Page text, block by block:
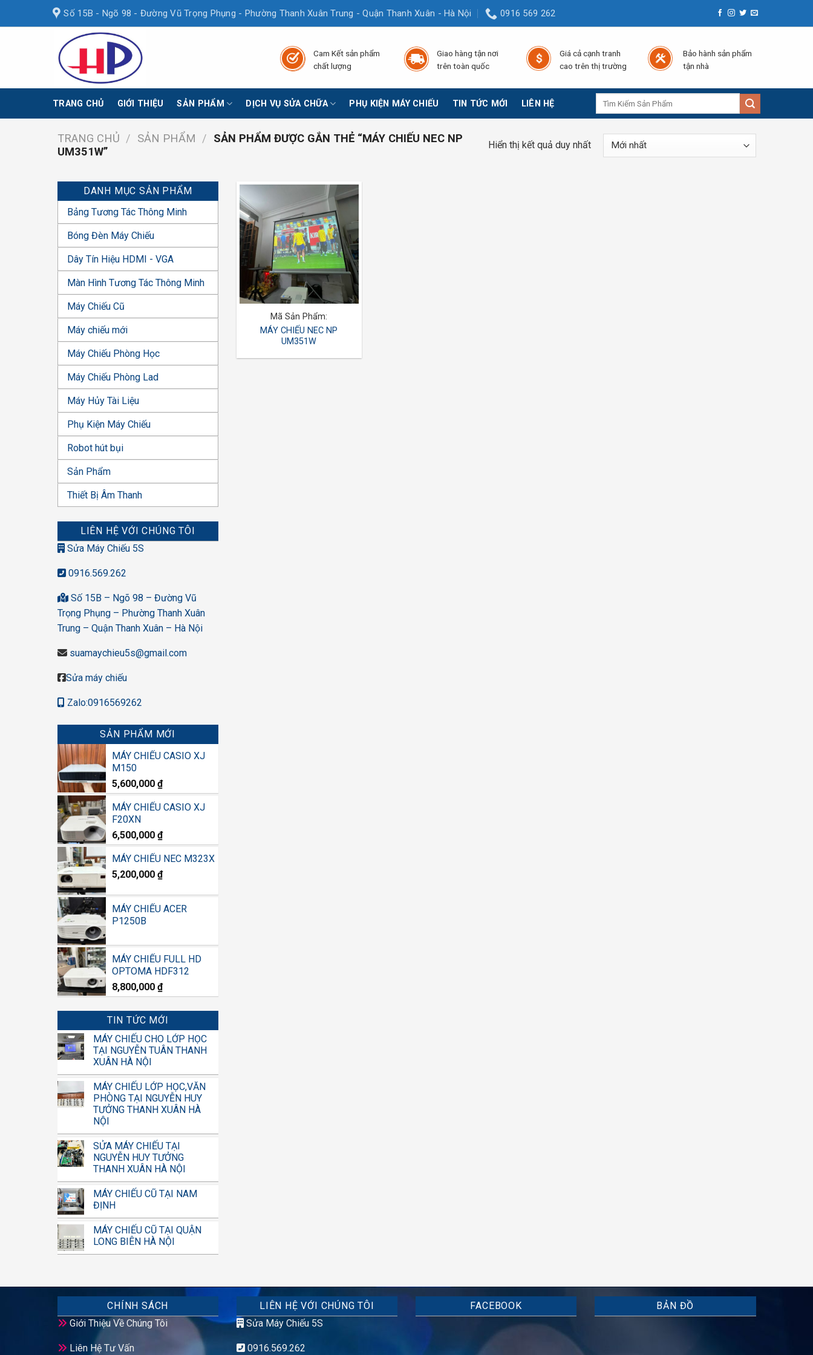
Số 15B - Ngõ 98 - Đường Vũ Trọng Phụng - Phường Thanh Xuân Trung - Quận Thanh Xuân - Hà Nội 0916 569 262
Cam Kết sản phẩm
chất lượng
Giao hàng tận nơi
trên toàn quốc
Giá cả cạnh tranh
cao trên thị trường
Bảo hành sản phẩm
tận nhà
TRANG CHỦ GIỚI THIỆU SẢN PHẨM DỊCH VỤ SỬA CHỮA PHỤ KIỆN MÁY CHIẾU TIN TỨC MỚI LIÊN HỆ
TRANG CHỦ / SẢN PHẨM /
SẢN PHẨM ĐƯỢC GẮN THẺ “MÁY CHIẾU NEC NP
UM351W”
Hiển thị kết quả duy nhất
DANH MỤC SẢN PHẨM
Bảng Tương Tác Thông Minh
Bóng Đèn Máy Chiếu
Dây Tín Hiệu HDMI - VGA
Màn Hình Tương Tác Thông Minh
Máy Chiếu Cũ
Máy chiếu mới
Máy Chiếu Phòng Học
Máy Chiếu Phòng Lad
Máy Hủy Tài Liệu
Phụ Kiện Máy Chiếu
Robot hút bụi
Sản Phẩm
Thiết Bị Âm Thanh
LIÊN HỆ VỚI CHÚNG TÔI
Sửa Máy Chiếu 5S
0916.569.262
Số 15B – Ngõ 98 – Đường Vũ
Trọng Phụng – Phường Thanh Xuân
Trung – Quận Thanh Xuân – Hà Nội
suamaychieu5s@gmail.com
Sửa máy chiếu
Zalo:0916569262
SẢN PHẨM MỚI
MÁY CHIẾU CASIO XJ
M150
5,600,000 ₫
MÁY CHIẾU CASIO XJ
F20XN
6,500,000 ₫
MÁY CHIẾU NEC M323X
5,200,000 ₫
MÁY CHIẾU ACER
P1250B
MÁY CHIẾU FULL HD
OPTOMA HDF312
8,800,000 ₫
TIN TỨC MỚI
MÁY CHIẾU CHO LỚP HỌC
TẠI NGUYỄN TUÂN THANH
XUÂN HÀ NỘI
MÁY CHIẾU LỚP HỌC,VĂN
PHÒNG TẠI NGUYỄN HUY
TƯỞNG THANH XUÂN HÀ
NỘI
SỬA MÁY CHIẾU TẠI
NGUYỄN HUY TƯỞNG
THANH XUÂN HÀ NỘI
MÁY CHIẾU CŨ TẠI NAM
ĐỊNH
MÁY CHIẾU CŨ TẠI QUẬN
LONG BIÊN HÀ NỘI
Mã Sản Phẩm:
MÁY CHIẾU NEC NP
UM351W
CHÍNH SÁCH
Giới Thiệu Về Chúng Tôi
Liên Hệ Tư Vấn
LIÊN HỆ VỚI CHÚNG TÔI
Sửa Máy Chiếu 5S
0916.569.262
FACEBOOK BẢN ĐỒ